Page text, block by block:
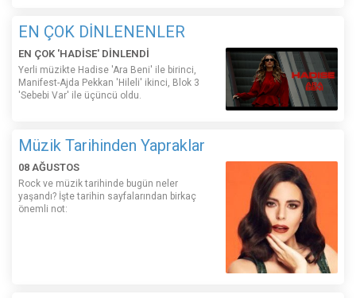
EN ÇOK DİNLENENLER
EN ÇOK 'HADİSE' DİNLENDİ
Yerli müzikte Hadise 'Ara Beni' ile birinci,
Manifest-Ajda Pekkan 'Hileli' ikinci, Blok 3
'Sebebi Var' ile üçüncü oldu.
Müzik Tarihinden Yapraklar
08 AĞUSTOS
Rock ve müzik tarihinde bugün neler
yaşandı? İşte tarihin sayfalarından birkaç
önemli not: